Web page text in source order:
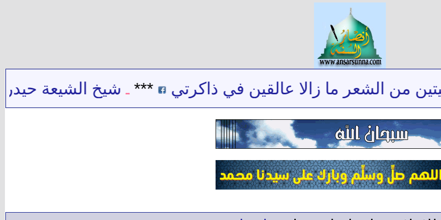
من الشعر ما زالا عالقين في ذاكرتي *** شيخ الشيعة حيدر حب